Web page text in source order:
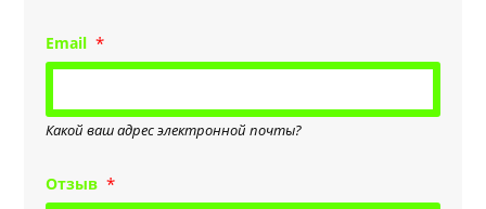
Email
Какой ваш адрес электронной почты?
Отзыв